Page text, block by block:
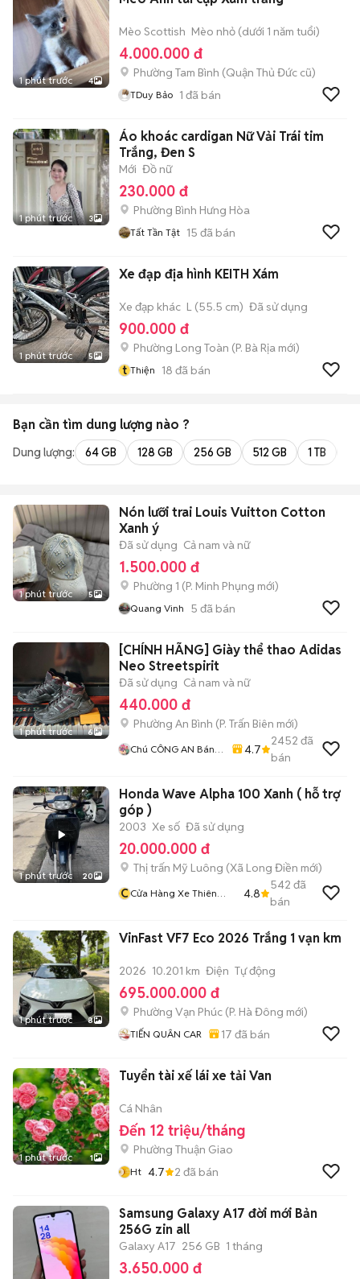
1 phút trước 4
Mèo Scottish Mèo nhỏ (dưới 1 năm tuổi)
4.000.000 đ
Phường Tam Bình (Quận Thủ Đức cũ)
TDuy Bảo 1 đã bán
1 phút trước 3
Áo khoác cardigan Nữ Vải Trái tim
Trắng, Đen S
Mới Đồ nữ
230.000 đ
Phường Bình Hưng Hòa
Tất Tần Tật 15 đã bán
1 phút trước 5
Xe đạp địa hình KEITH Xám
Xe đạp khác L (55.5 cm) Đã sử dụng
900.000 đ
Phường Long Toàn (P. Bà Rịa mới)
t Thiện 18 đã bán
Bạn cần tìm dung lượng nào ?
Dung lượng: 64 GB 128 GB 256 GB 512 GB 1 TB
1 phút trước 5
Nón lưỡi trai Louis Vuitton Cotton
Xanh ý
Đã sử dụng Cả nam và nữ
1.500.000 đ
Phường 1 (P. Minh Phụng mới)
Quang Vinh 5 đã bán
1 phút trước 6
[CHÍNH HÃNG] Giày thể thao Adidas
Neo Streetspirit
Đã sử dụng Cả nam và nữ
440.000 đ
Phường An Bình (P. Trấn Biên mới)
Chú CÔNG AN Bán
4.7
2452 đã
bán
1 phút trước 20
Honda Wave Alpha 100 Xanh ( hỗ trợ
góp )
2003 Xe số Đã sử dụng
20.000.000 đ
Thị trấn Mỹ Luông (Xã Long Điền mới)
CCửa Hàng Xe Thiên
4.8
542 đã
bán
1 phút trước 8
VinFast VF7 Eco 2026 Trắng 1 vạn km
2026 10.201 km Điện Tự động
695.000.000 đ
Phường Vạn Phúc (P. Hà Đông mới)
TIẾN QUÂN CAR 17 đã bán
1 phút trước 1
Tuyển tài xế lái xe tải Van
Cá Nhân
Đến 12 triệu/tháng
Phường Thuận Giao
Ht 4.7 2 đã bán
Samsung Galaxy A17 đời mới Bản
256G zin all
Galaxy A17 256 GB 1 tháng
3.650.000 đ